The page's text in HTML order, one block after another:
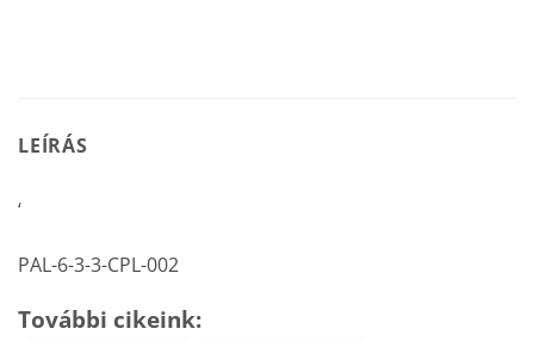
LEÍRÁS
‘
PAL-6-3-3-CPL-002
További cikeink: